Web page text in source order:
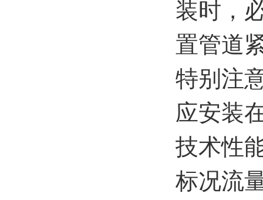
装时，
置管道
特别注
应安装
技术性
标况流